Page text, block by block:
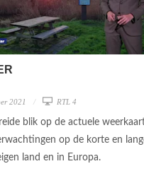
2021 RTL 4
blik op de actuele
op de korte en
land en in Europa.